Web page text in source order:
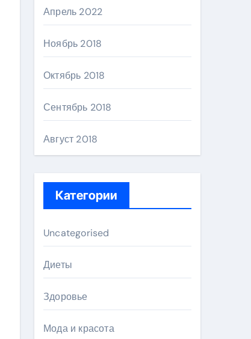
Апрель 2022
Ноябрь 2018
Октябрь 2018
Сентябрь 2018
Август 2018
Категории
Uncategorised
Диеты
Здоровье
Мода и красота